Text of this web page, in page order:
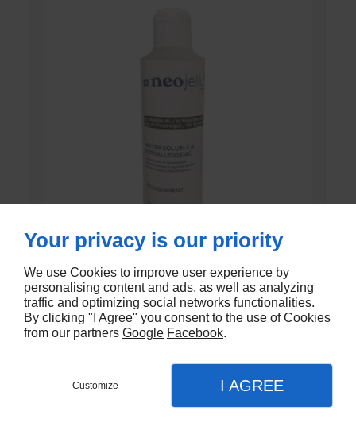
GEL DE CONTACT UNI’GEL
En stock
Your privacy is our priority
We use Cookies to improve user experience by
personalising content and ads, as well as analyzing
traffic and optimizing social networks functionalities.
By clicking "I Agree" you consent to the use of Cookies
from our partners Google Facebook.
Customize I AGREE